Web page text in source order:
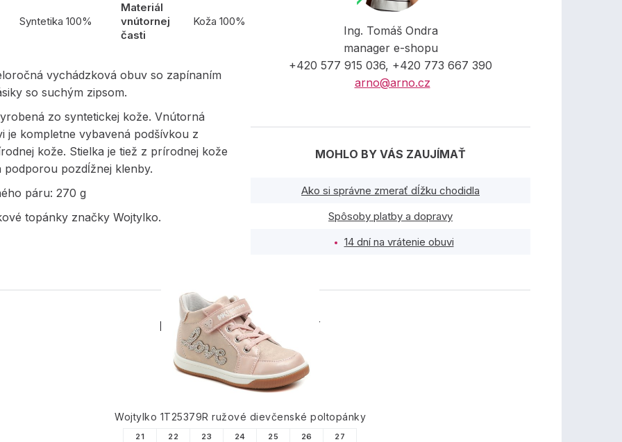
Syntetika 100%
Materiál
vnútornej
časti
Koža 100%
vychádzková obuv so zapínaním
so suchým zipsom.
zo syntetickej kože. Vnútorná
je kompletne vybavená podšívkou z
kože. Stielka je tiež z prírodnej kože
podporou pozdĺžnej klenby.
páru: 270 g
topánky značky Wojtylko.
Ing. Tomáš Ondra
manager e-shopu
+420 577 915 036, +420 773 667 390
arno@arno.cz
MOHLO BY VÁS ZAUJÍMAŤ
Ako si správne zmerať dĺžku chodidla
Spôsoby platby a dopravy
14 dní na vrátenie obuvi
PODOBNÉ PRODUKTY
Wojtylko 1T25379R ružové dievčenské poltopánky
21 22 23 24 25 26 27